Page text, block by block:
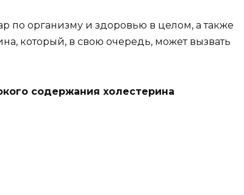
по организму и здоровью в целом, а также
который, в свою очередь, может вызвать
содержания холестерина